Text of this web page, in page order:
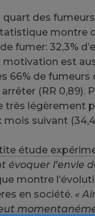
quart des
montre
fumer: 32,3%
motivation est
66% de
(RR 0,89).
légèrement
suivant
étude
évoquer l’envie
montre
en société. «